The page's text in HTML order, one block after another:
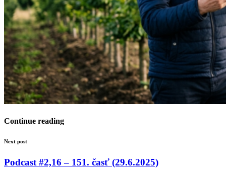
Continue reading
Next post
Podcast #2,16 – 151. časť (29.6.2025)